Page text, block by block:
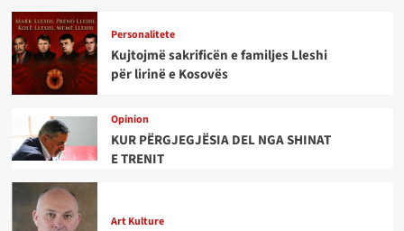
Personalitete
Kujtojmë sakrificën e familjes Lleshi
për lirinë e Kosovës
Opinion
KUR PËRGJEGJËSIA DEL NGA SHINAT
E TRENIT
Art Kulture